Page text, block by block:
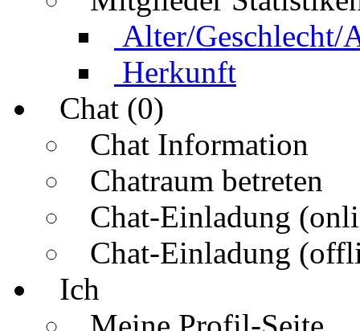
Alter/Geschlecht/
Herkunft
Chat (0)
Chat Information
Chatraum betreten
Chat-Einladung
Chat-Einladung
Ich